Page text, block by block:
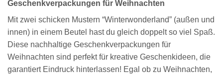
Geschenkverpackungen für Weihnachten
Mit zwei schicken Mustern “Winterwonderland” (außen und
innen) in einem Beutel hast du gleich doppelt so viel Spaß.
Diese nachhaltige Geschenkverpackungen für
Weihnachten sind perfekt für kreative Geschenkideen, die
garantiert Eindruck hinterlassen! Egal ob zu Weihnachten,